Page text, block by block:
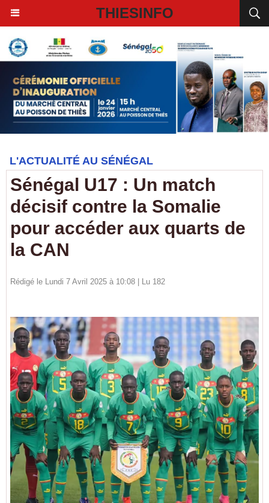
THIESINFO
L'ACTUALITÉ AU SÉNÉGAL
Sénégal U17 : Un match
décisif contre la Somalie
pour accéder aux quarts de
la CAN
Rédigé le Lundi 7 Avril 2025 à 10:08 | Lu 182